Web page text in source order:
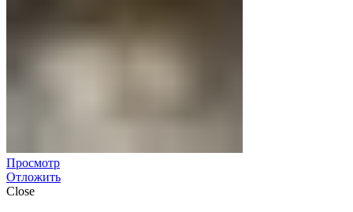
Просмотр
Отложить
Close